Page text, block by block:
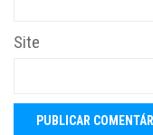
Site